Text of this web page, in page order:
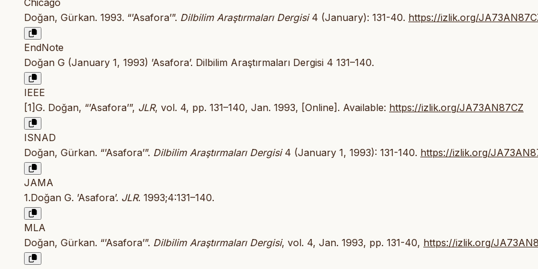
Chicago
Doğan, Gürkan. 1993. “’Asafora’”. Dilbilim Araştırmaları Dergisi4 (January): 131-40. https://izlik.org/
EndNote
Doğan G (January 1, 1993) ’Asafora’. Dilbilim Araştırmaları Dergisi 4 131–140.
IEEE
[1]G. Doğan, “’Asafora’”, JLR, vol. 4, pp. 131–140, Jan. 1993, [Online]. Available: https://izlik.org/JA73AN87CZ
ISNAD
Doğan, Gürkan. “’Asafora’”. Dilbilim Araştırmaları Dergisi4 (January 1, 1993): 131-140. https://izlik.org/
JAMA
1.Doğan G. ’Asafora’. JLR. 1993;4:131–140.
MLA
Doğan, Gürkan. “’Asafora’”. Dilbilim Araştırmaları Dergisi, vol. 4, Jan. 1993, pp. 131-40, https://izlik.org/